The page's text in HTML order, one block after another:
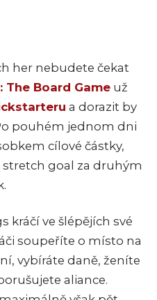
her nebudete čekat
The Board Game už
a dorazit by
pouhém jednom dni
cílové částky,
goal za druhým
kráčí ve šlépějích své
soupeříte o místo na
vybíráte daně, ženíte
aliance.